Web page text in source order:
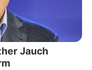
Jauch